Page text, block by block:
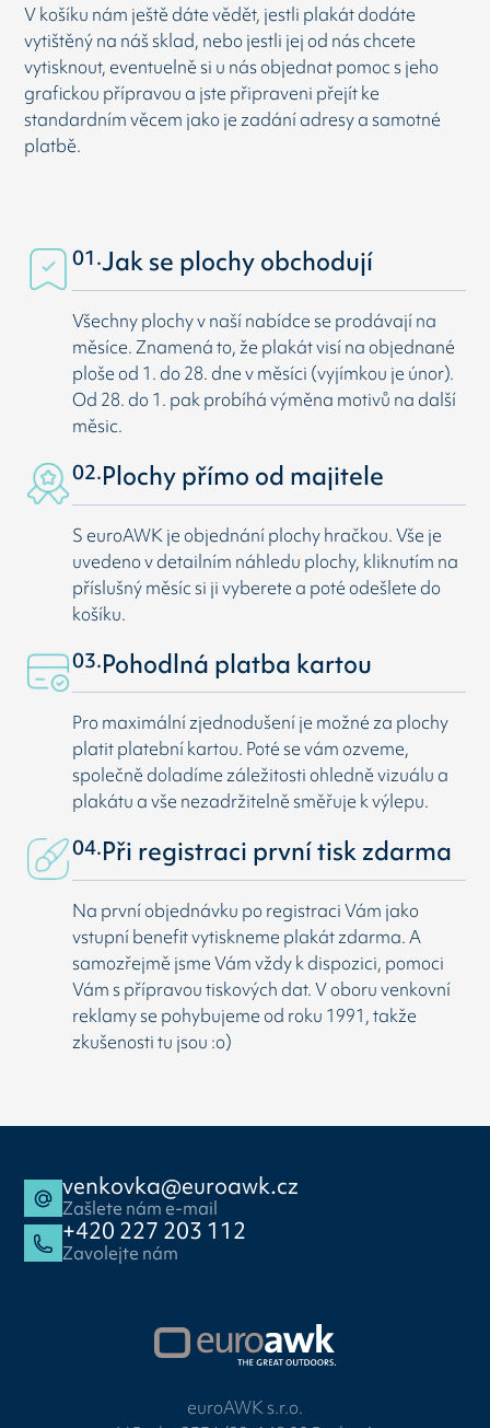
V košíku nám ještě dáte vědět, jestli plakát dodáte
vytištěný na náš sklad, nebo jestli jej od nás chcete
vytisknout, eventuelně si u nás objednat pomoc s jeho
grafickou přípravou a jste připraveni přejít ke
standardním věcem jako je zadání adresy a samotné
platbě.
01.Jak se plochy obchodují
Všechny plochy v naší nabídce se prodávají na
měsíce. Znamená to, že plakát visí na objednané
ploše od 1. do 28. dne v měsíci (vyjímkou je únor).
Od 28. do 1. pak probíhá výměna motivů na další
měsic.
02.Plochy přímo od majitele
S euroAWK je objednání plochy hračkou. Vše je
uvedeno v detailním náhledu plochy, kliknutím na
příslušný měsíc si ji vyberete a poté odešlete do
košíku.
03.Pohodlná platba kartou
Pro maximální zjednodušení je možné za plochy
platit platební kartou. Poté se vám ozveme,
společně doladíme záležitosti ohledně vizuálu a
plakátu a vše nezadržitelně směřuje k výlepu.
04.Při registraci první tisk zdarma
Na první objednávku po registraci Vám jako
vstupní benefit vytiskneme plakát zdarma. A
samozřejmě jsme Vám vždy k dispozici, pomoci
Vám s přípravou tiskových dat. V oboru venkovní
reklamy se pohybujeme od roku 1991, takže
zkušenosti tu jsou :o)
venkovka@euroawk.cz
Zašlete nám e-mail
+420 227 203 112
Zavolejte nám
euroAWK s.r.o.